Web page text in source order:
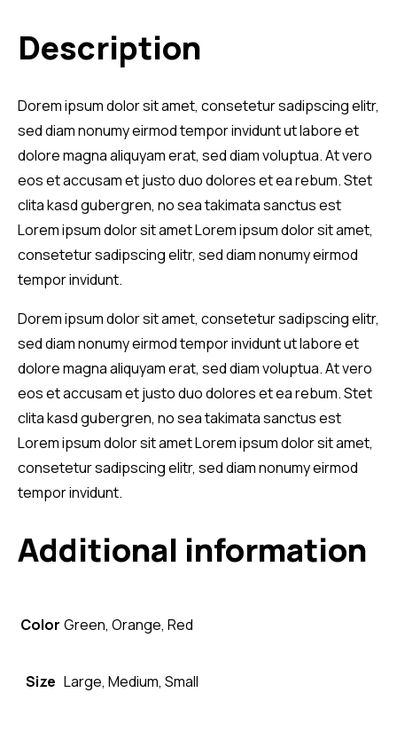
Description
Dorem ipsum dolor sit amet, consetetur sadipscing elitr,
sed diam nonumy eirmod tempor invidunt ut labore et
dolore magna aliquyam erat, sed diam voluptua. At vero
eos et accusam et justo duo dolores et ea rebum. Stet
clita kasd gubergren, no sea takimata sanctus est
Lorem ipsum dolor sit amet Lorem ipsum dolor sit amet,
consetetur sadipscing elitr, sed diam nonumy eirmod
tempor invidunt.
Dorem ipsum dolor sit amet, consetetur sadipscing elitr,
sed diam nonumy eirmod tempor invidunt ut labore et
dolore magna aliquyam erat, sed diam voluptua. At vero
eos et accusam et justo duo dolores et ea rebum. Stet
clita kasd gubergren, no sea takimata sanctus est
Lorem ipsum dolor sit amet Lorem ipsum dolor sit amet,
consetetur sadipscing elitr, sed diam nonumy eirmod
tempor invidunt.
Additional information
Color Green, Orange, Red
Size Large, Medium, Small